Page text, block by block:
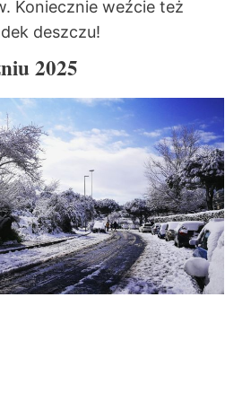
Koniecznie weźcie też
deszczu!
2025